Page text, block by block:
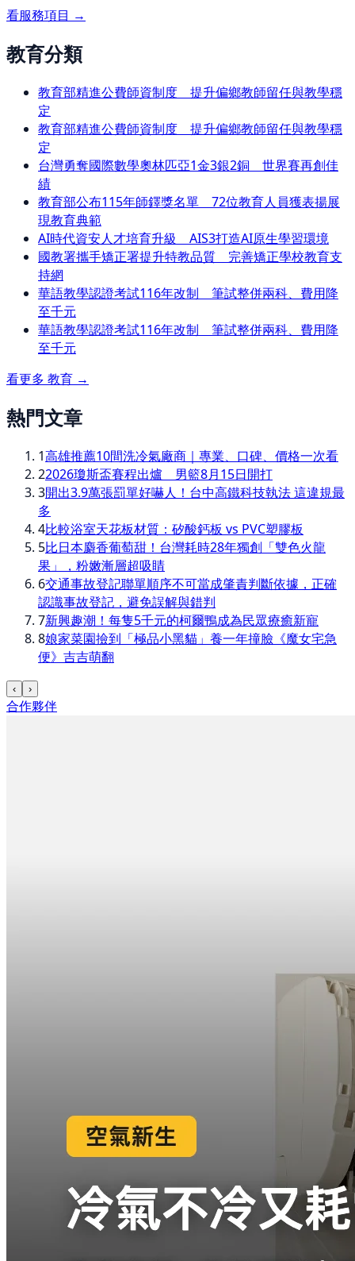
看服務項目 →
教育分類
教育部精進公費師資制度 提升偏鄉教師留任與教學穩
定
教育部精進公費師資制度 提升偏鄉教師留任與教學穩
定
台灣勇奪國際數學奧林匹亞1金3銀2銅 世界賽再創佳
績
教育部公布115年師鐸獎名單 72位教育人員獲表揚展
現教育典範
AI時代資安人才培育升級 AIS3打造AI原生學習環境
國教署攜手矯正署提升特教品質 完善矯正學校教育支
持網
華語教學認證考試116年改制 筆試整併兩科、費用降
至千元
華語教學認證考試116年改制 筆試整併兩科、費用降
至千元
看更多 教育 →
熱門文章
1高雄推薦10間洗冷氣廠商｜專業、口碑、價格一次看
22026瓊斯盃賽程出爐 男籃8月15日開打
3開出3.9萬張罰單好嚇人！台中高鐵科技執法 這違規最
多
4比較浴室天花板材質：矽酸鈣板 vs PVC塑膠板
5比日本麝香葡萄甜！台灣耗時28年獨創「雙色火龍
果」，粉嫩漸層超吸睛
6交通事故登記聯單順序不可當成肇責判斷依據，正確
認識事故登記，避免誤解與錯判
7新興趣潮！每隻5千元的柯爾鴨成為民眾療癒新寵
8娘家菜園撿到「極品小黑貓」養一年撞臉《魔女宅急
便》吉吉萌翻
‹ ›
合作夥伴